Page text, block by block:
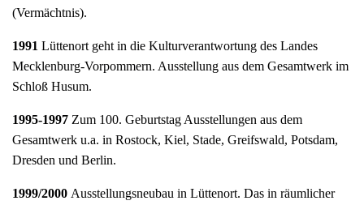
(Vermächtnis).
1991 Lüttenort geht in die Kulturverantwortung des Landes
Mecklenburg-Vorpommern. Ausstellung aus dem Gesamtwerk im
Schloß Husum.
1995-1997 Zum 100. Geburtstag Ausstellungen aus dem
Gesamtwerk u.a. in Rostock, Kiel, Stade, Greifswald, Potsdam,
Dresden und Berlin.
1999/2000 Ausstellungsneubau in Lüttenort. Das in räumlicher